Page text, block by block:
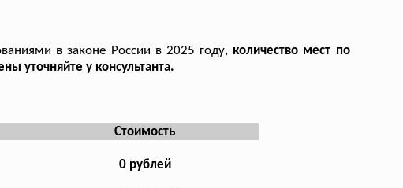
в законе России в 2025 году, количество мест по
уточняйте у консультанта.
Стоимость
0 рублей